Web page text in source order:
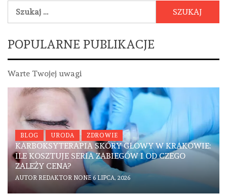
Szukaj:
POPULARNE PUBLIKACJE
Warte Twojej uwagi
BLOG URODA ZDROWIE
KARBOKSYTERAPIA SKÓRY GŁOWY W KRAKOWIE:
ILE KOSZTUJE SERIA ZABIEGÓW I OD CZEGO
ZALEŻY CENA?
AUTOR REDAKTOR NONE 6 LIPCA, 2026